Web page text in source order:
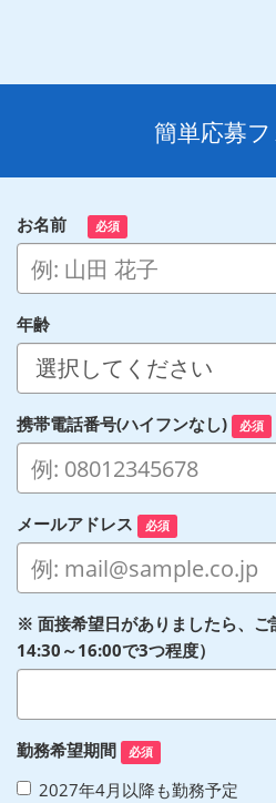
簡単応募
お名前 必須
年齢
携帯電話番号(ハイフンなし) 必須
メールアドレス 必須
※ 面接希望日がありましたら、ご
14:30～16:00で3つ程度）
勤務希望期間 必須
2027年4月以降も勤務予定